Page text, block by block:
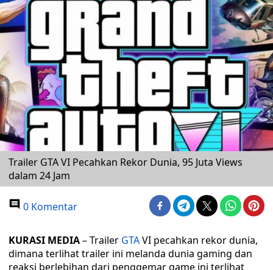
Trailer GTA VI Pecahkan Rekor Dunia, 95 Juta Views
dalam 24 Jam
0 Komentar
KURASI MEDIA– Trailer GTAVI pecahkan rekor dunia,
dimana terlihat trailer ini melanda dunia gaming dan
reaksi berlebihan dari penggemar game ini terlihat